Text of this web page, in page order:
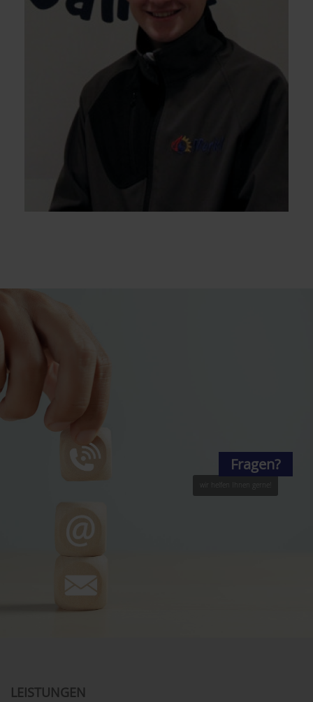
wir helfen Ihnen gerne!
Fragen?
LEISTUNGEN